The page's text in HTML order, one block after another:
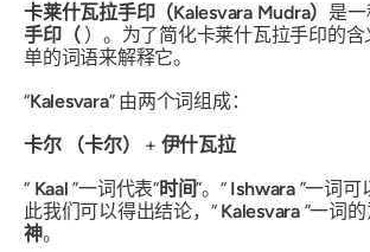
卡莱什瓦拉手印（Kalesvara Mudra） 是一
手印（）。为了简化卡莱什瓦拉手印的含
单的词语来解释它。
“Kalesvara”由两个词组成：
卡尔（卡尔） + 伊什瓦拉
“ Kaal ”一词代表“时间”。“ Ishwara”一词可
此我们可以得出结论，“ Kalesvara”一词
神。